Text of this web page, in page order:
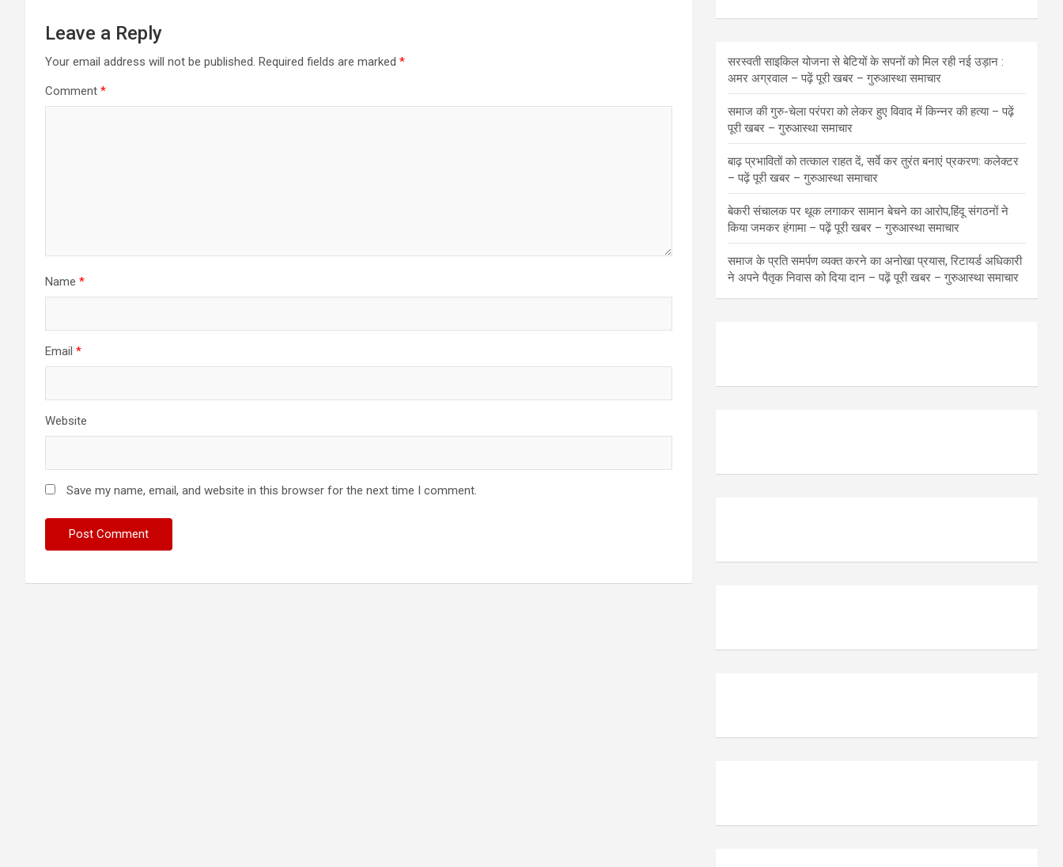
Leave a Reply
Your email address will not be published. Required fields are marked *
Comment *
Name *
Email *
Website
Save my name, email, and website in this browser for the next time I comment.
सरस्वती साइकिल योजना से बेटियों के सपनों को मिल रही नई उड़ान :
अमर अग्रवाल – पढ़ें पूरी खबर – गुरुआस्था समाचार
समाज की गुरु-चेला परंपरा को लेकर हुए विवाद में किन्नर की हत्या – पढ़ें
पूरी खबर – गुरुआस्था समाचार
बाढ़ प्रभावितों को तत्काल राहत दें, सर्वे कर तुरंत बनाएं प्रकरण: कलेक्टर
– पढ़ें पूरी खबर – गुरुआस्था समाचार
बेकरी संचालक पर थूक लगाकर सामान बेचने का आरोप,हिंदू संगठनों ने
किया जमकर हंगामा – पढ़ें पूरी खबर – गुरुआस्था समाचार
समाज के प्रति समर्पण व्यक्त करने का अनोखा प्रयास, रिटायर्ड अधिकारी
ने अपने पैतृक निवास को दिया दान – पढ़ें पूरी खबर – गुरुआस्था समाचार